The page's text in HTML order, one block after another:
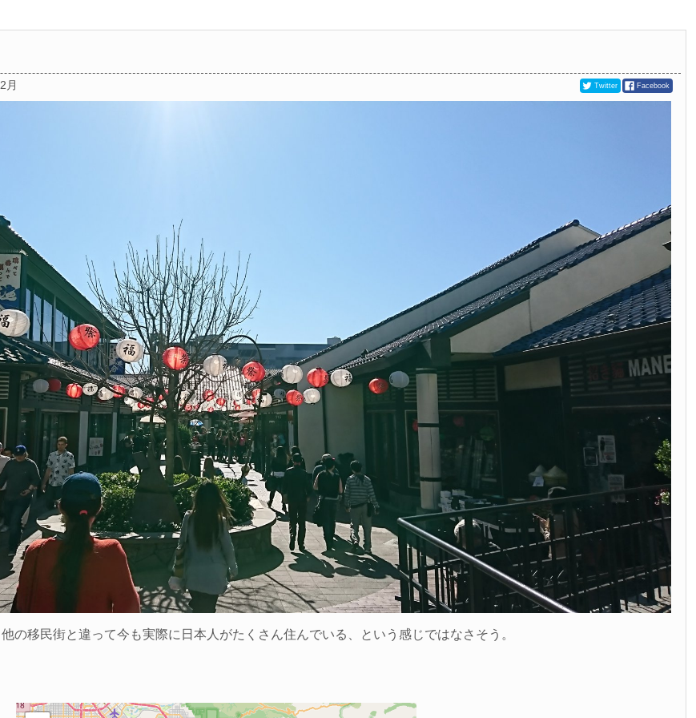
月 Twitter Facebook
の移民街と違って今も実際に日本人がたくさん住んでいる、という感じではなさそう。